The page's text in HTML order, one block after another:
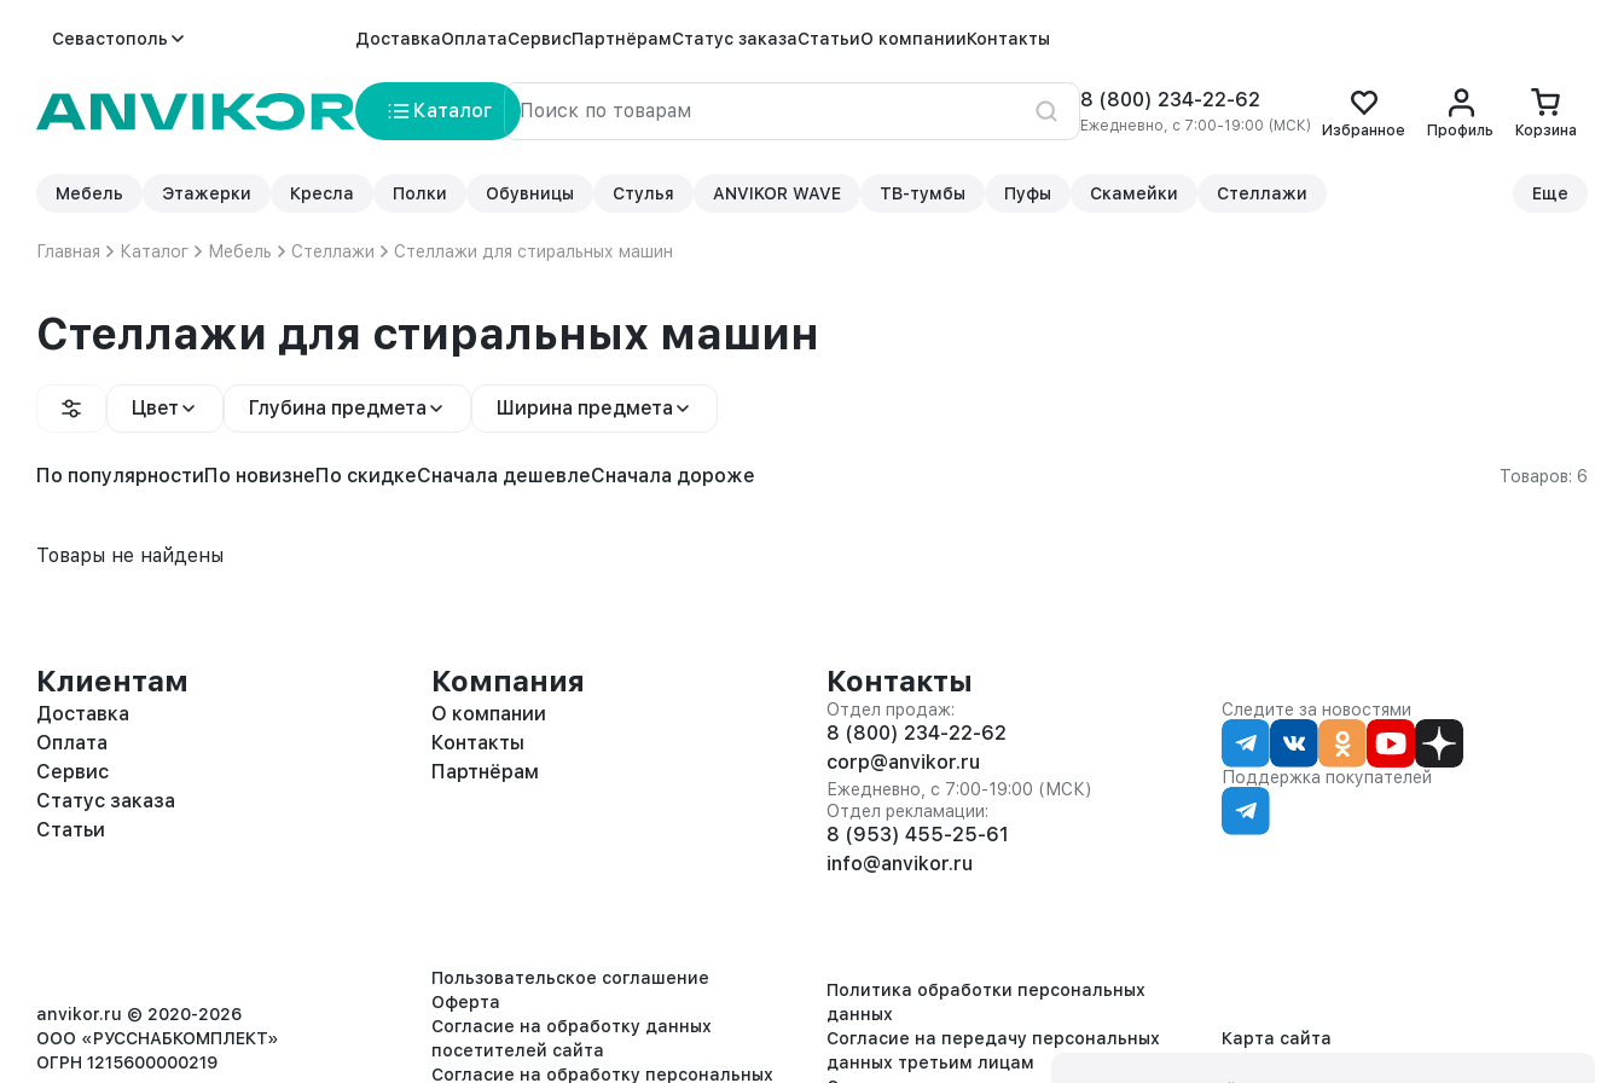
Севастополь ДоставкаОплатаСервисПартнёрамСтатус заказаСтатьиО компанииКонтакты
Каталог 8 (800) 234-22-62
Ежедневно, с 7:00-19:00 (МСК) Избранное Профиль Корзина
Мебель Этажерки Кресла Полки Обувницы Стулья ANVIKOR WAVE ТВ-тумбы Пуфы Скамейки Стеллажи Еще
Главная Каталог Мебель Стеллажи Стеллажи для стиральных машин
Стеллажи для стиральных машин
Цвет Глубина предмета Ширина предмета
По популярностиПо новизнеПо скидкеСначала дешевлеСначала дороже Товаров: 6
Товары не найдены
Клиентам
Доставка
Оплата
Сервис
Статус заказа
Статьи
Компания
О компании
Контакты
Партнёрам
Контакты
Отдел продаж:
8 (800) 234-22-62
corp@anvikor.ru
Ежедневно, с 7:00-19:00 (МСК)
Отдел рекламации:
8 (953) 455-25-61
info@anvikor.ru
Следите за новостями
Поддержка покупателей
anvikor.ru © 2020-2026
ООО «РУССНАБКОМПЛЕКТ»
ОГРН 1215600000219
Пользовательское соглашение
Оферта
Согласие на обработку данных
посетителей сайта
Согласие на обработку персональных
Политика обработки персональных
данных
Согласие на передачу персональных
данных третьим лицам
Карта сайта